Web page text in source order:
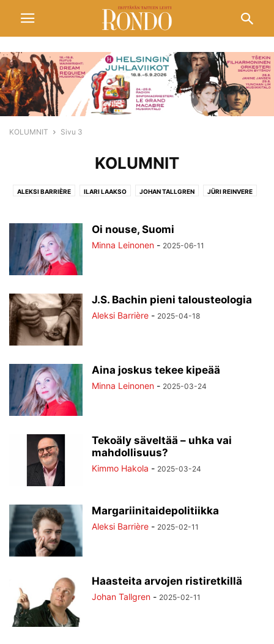
KOLUMNIT Sivu 3
KOLUMNIT
ALEKSI BARRIÈRE ILARI LAAKSO JOHAN TALLGREN JÜRI REINVERE
MINNA LEINONEN Oi nouse, Suomi
Minna Leinonen - 2025-06-11
J.S. Bachin pieni talousteologia
Aleksi Barrière - 2025-04-18
Aina joskus tekee kipeää
Minna Leinonen - 2025-03-24
Tekoäly säveltää – uhka vai
mahdollisuus?
Kimmo Hakola - 2025-03-24
Margariinitaidepolitiikka
Aleksi Barrière - 2025-02-11
Haasteita arvojen ristiretkillä
Johan Tallgren - 2025-02-11